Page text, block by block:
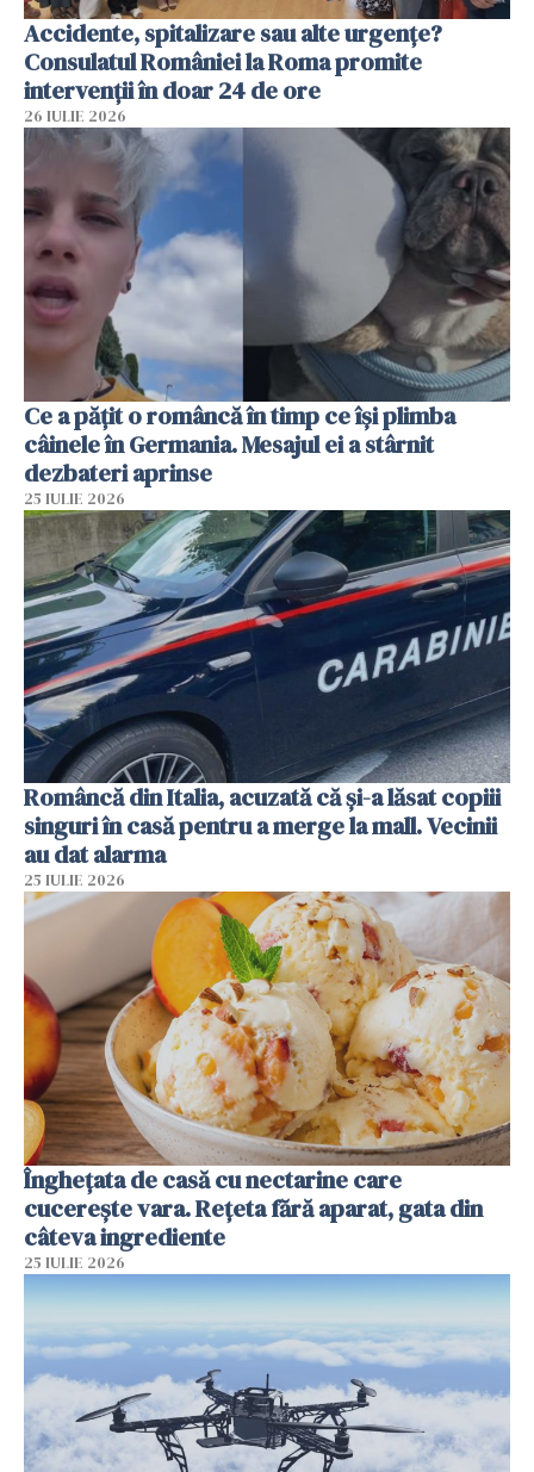
Accidente, spitalizare sau alte urgențe?
Consulatul României la Roma promite
intervenții în doar 24 de ore
26 IULIE 2026
Ce a pățit o româncă în timp ce își plimba
câinele în Germania. Mesajul ei a stârnit
dezbateri aprinse
25 IULIE 2026
Româncă din Italia, acuzată că și-a lăsat copiii
singuri în casă pentru a merge la mall. Vecinii
au dat alarma
25 IULIE 2026
Înghețata de casă cu nectarine care
cucerește vara. Rețeta fără aparat, gata din
câteva ingrediente
25 IULIE 2026